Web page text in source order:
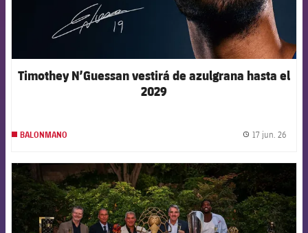
Timothey N’Guessan vestirá de azulgrana hasta el
2029
BALONMANO 17 jun. 26
FCB Barcelona badge